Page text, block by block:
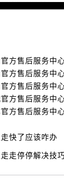
宁省本溪市平山
宁省朝阳市双塔
宁省丹东市振兴
宁省抚顺市新抚
宁省葫芦岛市连
宁省盘锦市兴隆
快了应该咋办
走停停解决技